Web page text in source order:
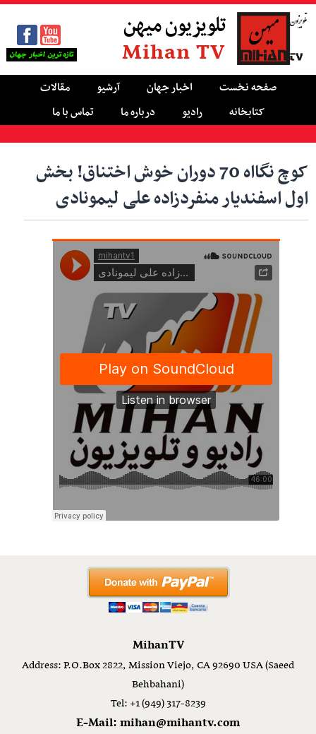
تلویزیون میهن
Mihan TV
صفحه نخست اخبار جهان آرشیو
مقالات
کتابخانه
رادیو درباره ما تماس با ما
کوچ نگااه 70 دوران خوش اختناق! بخش
اول اسفندیار منفردزاده علی لیمونادی
MihanTV
Address: P.O.Box 2822, Mission Viejo, CA 92690 USA (Saeed
Behbahani)
Tel: +1 (949) 317-8239
E-Mail: mihan@mihantv.com